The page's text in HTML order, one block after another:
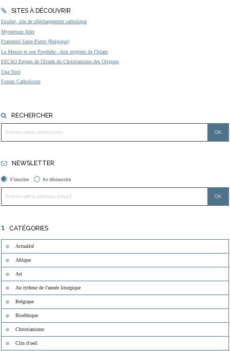
SITES À DÉCOUVRIR
Exultet, site de téléchargement catholique
Mysterium fidei
Fraternité Saint-Pierre (Belgique)
Le Messie et son Prophète - Aux origines de l'Islam
EEChO Enjeux de l'Etude du Christianisme des Origines
Una Voce
Forum Catholicum
RECHERCHER
NEWSLETTER
S'inscrire Se désinscrire
CATÉGORIES
Actualité
Afrique
Art
Au rythme de l'année liturgique
Belgique
Bioéthique
Christianisme
Clin d'oeil